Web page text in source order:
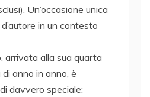
Un’occasione unica
in un contesto
arrivata alla sua quarta
anno in anno, è
davvero speciale: